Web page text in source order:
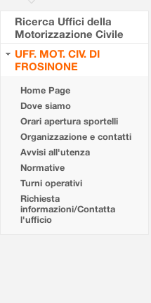
Ricerca Uffici della
Motorizzazione Civile
UFF. MOT. CIV. DI
FROSINONE
Home Page
Dove siamo
Orari apertura sportelli
Organizzazione e contatti
Avvisi all'utenza
Normative
Turni operativi
Richiesta
informazioni/Contatta
l'ufficio